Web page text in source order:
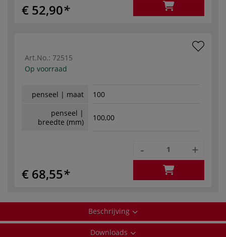
€ 52,90
Art.No.: 72515
Op voorraad
penseel | maat
100
penseel |
breedte (mm)
100,00
€ 68,55
- +
Beschrijving
Downloads